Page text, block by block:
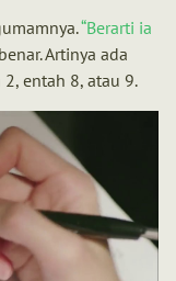
Berarti ia
Artinya ada
entah 8, atau 9.